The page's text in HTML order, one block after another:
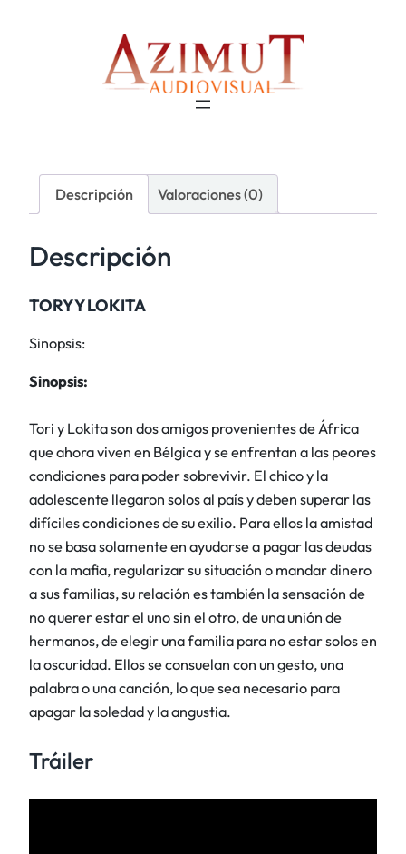
Descripción Valoraciones (0)
Descripción
TORY Y LOKITA
Sinopsis:
Sinopsis:
Tori y Lokita son dos amigos provenientes de África
que ahora viven en Bélgica y se enfrentan a las peores
condiciones para poder sobrevivir. El chico y la
adolescente llegaron solos al país y deben superar las
difíciles condiciones de su exilio. Para ellos la amistad
no se basa solamente en ayudarse a pagar las deudas
con la mafia, regularizar su situación o mandar dinero
a sus familias, su relación es también la sensación de
no querer estar el uno sin el otro, de una unión de
hermanos, de elegir una familia para no estar solos en
la oscuridad. Ellos se consuelan con un gesto, una
palabra o una canción, lo que sea necesario para
apagar la soledad y la angustia.
Tráiler